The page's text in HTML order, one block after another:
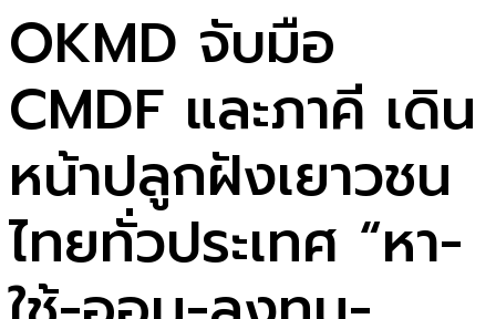
OKMD จับมือ
CMDF และภาคี เดิน
หน้าปลูกฝังเยาวชน
ไทยทั่วประเทศ “หา-